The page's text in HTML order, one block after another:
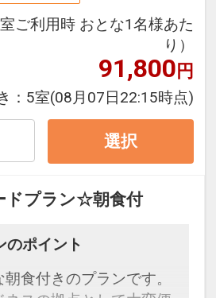
ポイント】
備
前の荷物預かり無料 ※チ
は有料（1点につき500
ルカムドリンクをご用
：00）
子レンジ・自動販売
ビニまで徒歩1分・スー
場」M14から徒歩約3
室ご利用時 おとな1名様あた
り）
91,800円
： 5室(08月07日22:15時点)
選択
ドプラン☆朝食付
のポイント
食付きのプランです。